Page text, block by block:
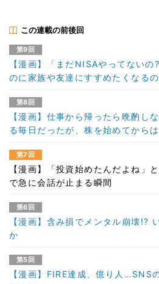
この連載の前後回
第9回
【漫画】「まだNISAやってない
のに家族や友達にすすめたくなる
第8回
【漫画】仕事から帰ったら晩酌し
る毎日だったが、株を始めてから
第7回
【漫画】「投資始めたんだよね」
で急に会話が止まる瞬間
第6回
【漫画】含み損でメンタル崩壊!?
か
第5回
【漫画】FIRE達成、億り人…SNS